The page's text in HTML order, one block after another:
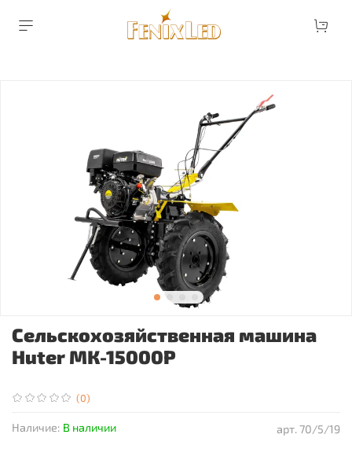
(0)
арт.70/5/19
Наличие: В наличии
Сельскохозяйственная машина
Huter МК-15000P